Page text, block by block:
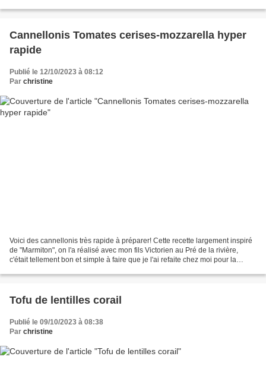
Cannellonis Tomates cerises-mozzarella hyper
rapide
Publié le 12/10/2023 à 08:12
Par christine
Voici des cannellonis très rapide à préparer! Cette recette largement inspiré
de "Marmiton", on l'a réalisé avec mon fils Victorien au Pré de la rivière,
c'était tellement bon et simple à faire que je l'ai refaite chez moi pour la
Tofu de lentilles corail
Publié le 09/10/2023 à 08:38
Par christine